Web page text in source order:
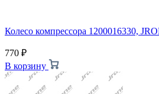
Колесо компрессора 1200016330,
770 ₽
В корзину